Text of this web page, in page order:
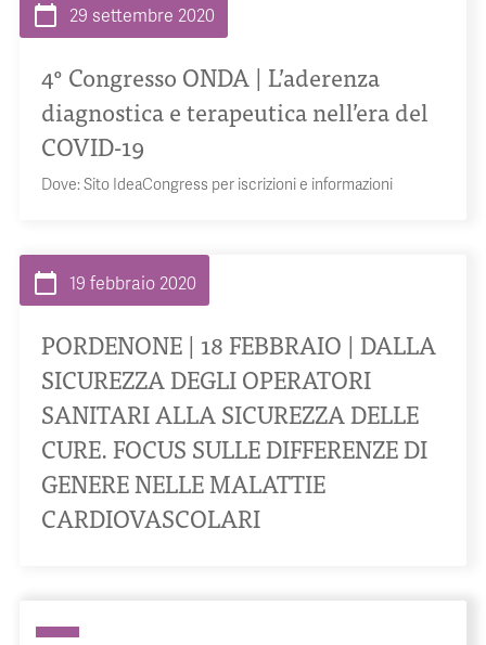
calendar_today 29 settembre 2020
4° Congresso ONDA | L’aderenza
diagnostica e terapeutica nell’era del
COVID-19
Dove:Sito IdeaCongress per iscrizioni e informazioni
calendar_today 19 febbraio 2020
PORDENONE | 18 FEBBRAIO | DALLA
SICUREZZA DEGLI OPERATORI
SANITARI ALLA SICUREZZA DELLE
CURE. FOCUS SULLE DIFFERENZE DI
GENERE NELLE MALATTIE
CARDIOVASCOLARI